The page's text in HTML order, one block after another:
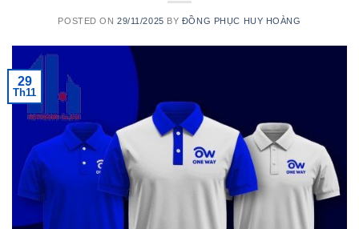
POSTED ON29/11/2025 BY ĐỒNG PHỤC HUY HOÀNG
29
Th11